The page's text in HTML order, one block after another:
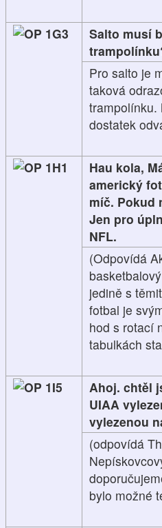
1G3
Salto musí
Pro salto je
taková
trampolínku.
dostatek
1H1
Hau kola,
americký
míč. Pokud
Jen pro
NFL.
(Odpovídá
jedině s
fotbal je
hod s rotací
tabulkách
1I5
Ahoj. chtěl
UIAA
vylezenou
(odpovídá
bylo možné